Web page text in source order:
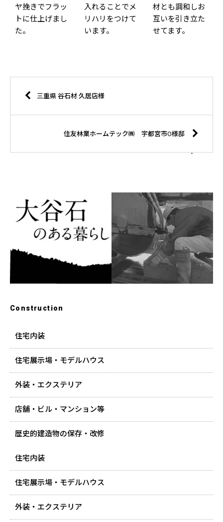
ヤ挽きでフラッ
トに仕上げまし
た。
入れることでメ
リハリをつけて
います。
材とも調和しお
互いを引き立た
せてます。
三重県 谷石材 久居店様
住友林業ホームテック㈱ 宇都宮市O様邸
Construction
住宅内装
住宅展示場・モデルハウス
外装・エクステリア
店舗・ビル・マンション等
歴史的建造物の保存・改修
住宅内装
住宅展示場・モデルハウス
外装・エクステリア